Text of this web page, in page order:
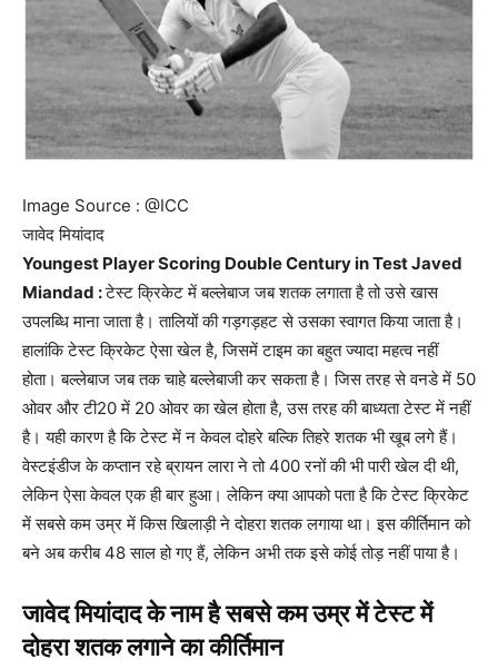
Image Source : @ICC
जावेद मियांदाद
Youngest Player Scoring Double Century in Test Javed
Miandad :टेस्ट क्रिकेट में बल्लेबाज जब शतक लगाता है तो उसे खास
उपलब्धि माना जाता है। तालियों की गड़गड़हट से उसका स्वागत किया जाता है।
हालांकि टेस्ट क्रिकेट ऐसा खेल है, जिसमें टाइम का बहुत ज्यादा महत्व नहीं
होता। बल्लेबाज जब तक चाहे बल्लेबाजी कर सकता है। जिस तरह से वनडे में 50
ओवर और टी20 में 20 ओवर का खेल होता है, उस तरह की बाध्यता टेस्ट में नहीं
है। यही कारण है कि टेस्ट में न केवल दोहरे बल्कि तिहरे शतक भी खूब लगे हैं।
वेस्टइंडीज के कप्तान रहे ब्रायन लारा ने तो 400 रनों की भी पारी खेल दी थी,
लेकिन ऐसा केवल एक ही बार हुआ। लेकिन क्या आपको पता है कि टेस्ट क्रिकेट
में सबसे कम उम्र में किस खिलाड़ी ने दोहरा शतक लगाया था। इस कीर्तिमान को
बने अब करीब 48 साल हो गए हैं, लेकिन अभी तक इसे कोई तोड़ नहीं पाया है।
जावेद मियांदाद के नाम है सबसे कम उम्र में टेस्ट में
दोहरा शतक लगाने का कीर्तिमान